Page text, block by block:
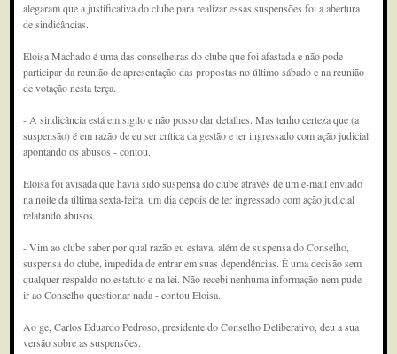
alegaram que a justificativa do clube para realizar essas suspensões foi a abertura
de sindicâncias.
Eloisa Machado é uma das conselheiras do clube que foi afastada e não pode
participar da reunião de apresentação das propostas no último sábado e na reunião
de votação nesta terça.
- A sindicância está em sigilo e não posso dar detalhes. Mas tenho certeza que (a
suspensão) é em razão de eu ser crítica da gestão e ter ingressado com ação judicial
apontando os abusos - contou.
Eloisa foi avisada que havia sido suspensa do clube através de um e-mail enviado
na noite da última sexta-feira, um dia depois de ter ingressado com ação judicial
relatando abusos.
- Vim ao clube saber por qual razão eu estava, além de suspensa do Conselho,
suspensa do clube, impedida de entrar em suas dependências. É uma decisão sem
qualquer respaldo no estatuto e na lei. Não recebi nenhuma informação nem pude
ir ao Conselho questionar nada - contou Eloisa.
Ao ge, Carlos Eduardo Pedroso, presidente do Conselho Deliberativo, deu a sua
versão sobre as suspensões.